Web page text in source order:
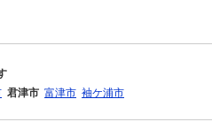
君津市 富津市 袖ケ浦市